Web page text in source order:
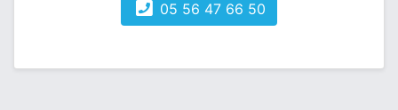
05 56 47 66 50